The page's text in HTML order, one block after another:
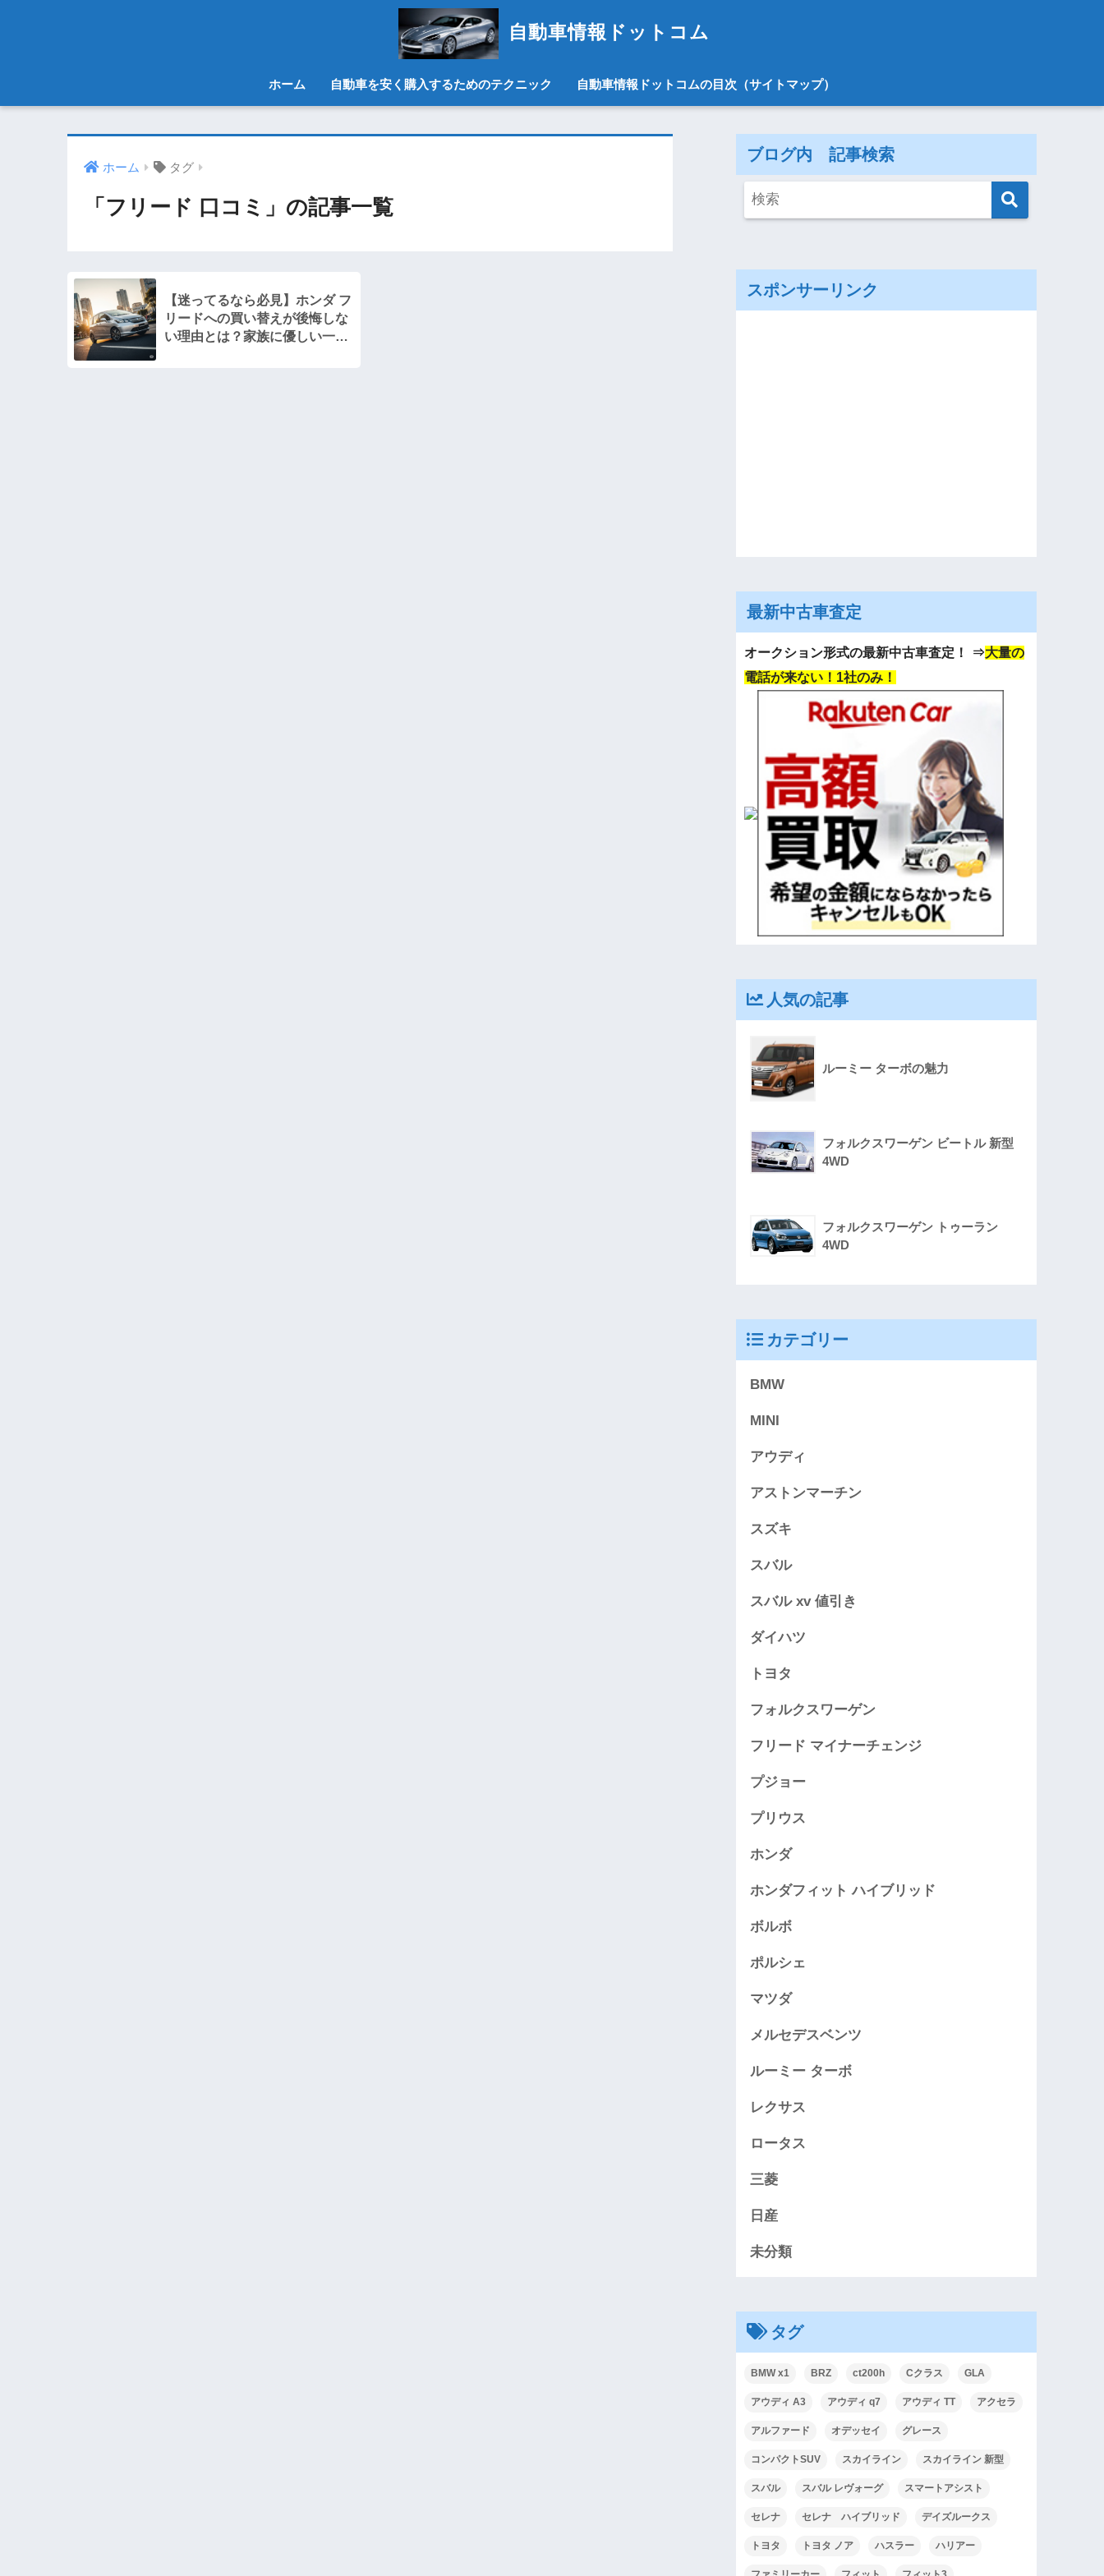
自動車情報ドットコム
ホーム 自動車を安く購入するためのテクニック 自動車情報ドットコムの目次（サイトマップ）
ホーム タグ
「フリード 口コミ」の記事一覧
【迷ってるなら必見】ホンダ フ
リードへの買い替えが後悔しな
い理由とは？家族に優しい一台
ブログ内 記事検索
スポンサーリンク
最新中古車査定
オークション形式の最新中古車査定！ ⇒大量の
電話が来ない！1社のみ！
人気の記事
ルーミー ターボの魅力
フォルクスワーゲン ビートル 新型
4WD
フォルクスワーゲン トゥーラン
4WD
カテゴリー
BMW
MINI
アウディ
アストンマーチン
スズキ
スバル
スバル xv 値引き
ダイハツ
トヨタ
フォルクスワーゲン
フリード マイナーチェンジ
プジョー
プリウス
ホンダ
ホンダフィット ハイブリッド
ボルボ
ポルシェ
マツダ
メルセデスベンツ
ルーミー ターボ
レクサス
ロータス
三菱
日産
未分類
タグ
BMW x1 BRZ ct200h Cクラス GLA
アウディ A3 アウディ q7 アウディ TT アクセラ
アルファード オデッセイ グレース
コンパクトSUV スカイライン スカイライン 新型
スバル スバル レヴォーグ スマートアシスト
セレナ セレナ ハイブリッド デイズルークス
トヨタ トヨタ ノア ハスラー ハリアー